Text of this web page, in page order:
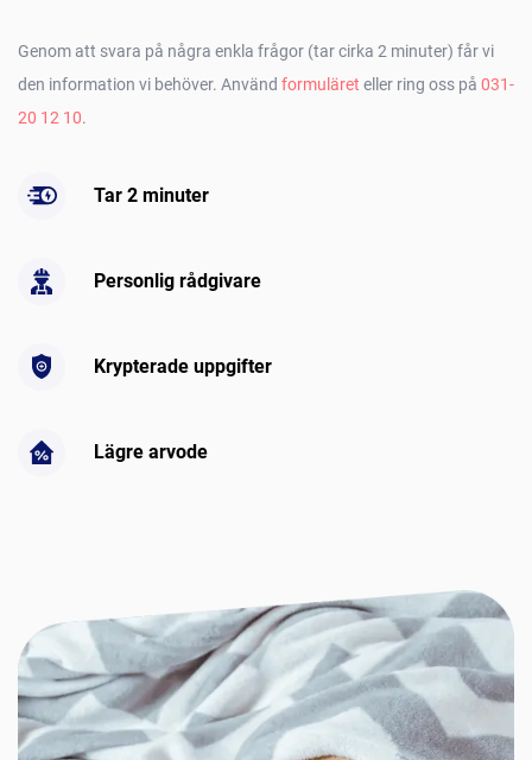
Genom att svara på några enkla frågor (tar cirka 2 minuter) får vi
den information vi behöver. Använd formuläret eller ring oss på 031-
20 12 10.
Tar 2 minuter
Personlig rådgivare
Krypterade uppgifter
Lägre arvode